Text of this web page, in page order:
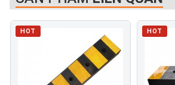
HOT HOT